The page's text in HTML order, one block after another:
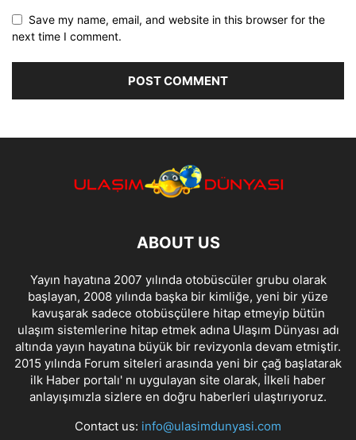
Save my name, email, and website in this browser for the
next time I comment.
ABOUT US
Yayın hayatına 2007 yılında otobüscüler grubu olarak
başlayan, 2008 yılında başka bir kimliğe, yeni bir yüze
kavuşarak sadece otobüsçülere hitap etmeyip bütün
ulaşım sistemlerine hitap etmek adına Ulaşım Dünyası adı
altında yayın hayatına büyük bir revizyonla devam etmiştir.
2015 yılında Forum siteleri arasında yeni bir çağ başlatarak
ilk Haber portalı' nı uygulayan site olarak, İlkeli haber
anlayışımızla sizlere en doğru haberleri ulaştırıyoruz.
Contact us: info@ulasimdunyasi.com